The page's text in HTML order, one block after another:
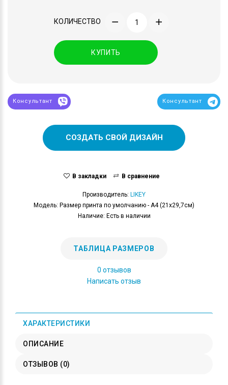
КОЛИЧЕСТВО
КУПИТЬ
Консультант Консультант
СОЗДАТЬ СВОЙ ДИЗАЙН
В закладки В сравнение
Производитель: LIKEY
Модель: Размер принта по умолчанию - А4 (21x29,7см)
Наличие: Есть в наличии
ТАБЛИЦА РАЗМЕРОВ
0 отзывов
Написать отзыв
ХАРАКТЕРИСТИКИ
ОПИСАНИЕ
ОТЗЫВОВ (0)